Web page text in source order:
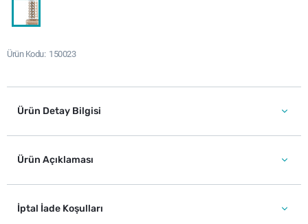
Ürün Kodu 150023
Ürün Detay Bilgisi
Ürün Açıklaması
İptal İade Koşulları